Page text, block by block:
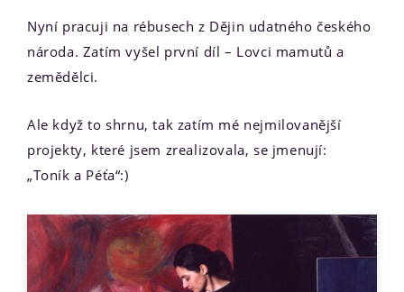
Nyní pracuji na rébusech z Dějin udatného českého
národa. Zatím vyšel první díl – Lovci mamutů a
zemědělci.
Ale když to shrnu, tak zatím mé nejmilovanější
projekty, které jsem zrealizovala, se jmenují:
„Toník a Péťa“:)